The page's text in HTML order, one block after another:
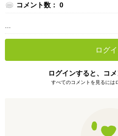
コメント数： 0
ログ
ログインすると、コメ
すべてのコメントを見るには